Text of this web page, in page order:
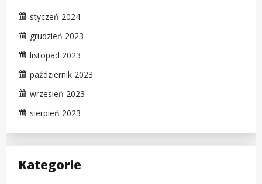
styczeń 2024
grudzień 2023
listopad 2023
październik 2023
wrzesień 2023
sierpień 2023
Kategorie